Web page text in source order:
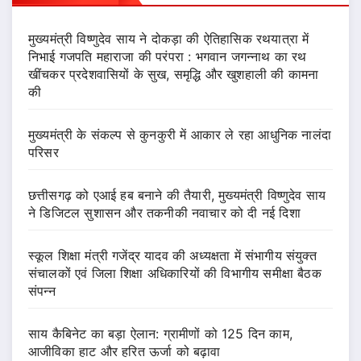
मुख्यमंत्री विष्णुदेव साय ने दोकड़ा की ऐतिहासिक रथयात्रा में
निभाई गजपति महाराजा की परंपरा : भगवान जगन्नाथ का रथ
खींचकर प्रदेशवासियों के सुख, समृद्धि और खुशहाली की कामना
की
मुख्यमंत्री के संकल्प से कुनकुरी में आकार ले रहा आधुनिक नालंदा
परिसर
छत्तीसगढ़ को एआई हब बनाने की तैयारी, मुख्यमंत्री विष्णुदेव साय
ने डिजिटल सुशासन और तकनीकी नवाचार को दी नई दिशा
स्कूल शिक्षा मंत्री गजेंद्र यादव की अध्यक्षता में संभागीय संयुक्त
संचालकों एवं जिला शिक्षा अधिकारियों की विभागीय समीक्षा बैठक
संपन्न
साय कैबिनेट का बड़ा ऐलान: ग्रामीणों को 125 दिन काम,
आजीविका हाट और हरित ऊर्जा को बढ़ावा